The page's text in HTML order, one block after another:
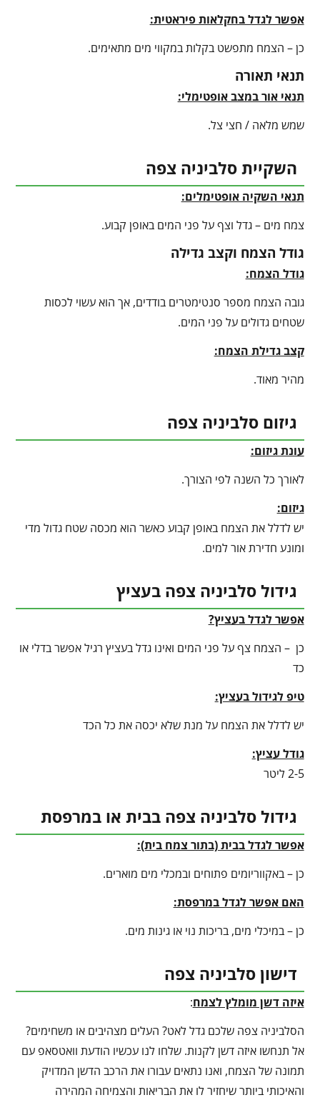
אפשר לגדל בחקלאות פיראטית:
כן – הצמח מתפשט בקלות במקווי מים מתאימים.
תנאי תאורה
תנאי אור במצב אופטימלי:
שמש מלאה / חצי צל.
השקיית סלביניה צפה
תנאי השקיה אופטימלים:
צמח מים – גדל וצף על פני המים באופן קבוע.
גודל הצמח וקצב גדילה
גודל הצמח:
גובה הצמח מספר סנטימטרים בודדים, אך הוא עשוי לכסות
שטחים גדולים על פני המים.
קצב גדילת הצמח:
מהיר מאוד.
גיזום סלביניה צפה
עונת גיזום:
לאורך כל השנה לפי הצורך.
גיזום:
יש לדלל את הצמח באופן קבוע כאשר הוא מכסה שטח גדול מדי
ומונע חדירת אור למים.
גידול סלביניה צפה בעציץ
אפשר לגדל בעציץ?
כן – הצמח צף על פני המים ואינו גדל בעציץ רגיל אפשר בדלי או
כד
טיפ לגידול בעציץ:
יש לדלל את הצמח על מנת שלא יכסה את כל הכד
גודל עציץ:
2-5 ליטר
גידול סלביניה צפה בבית או במרפסת
אפשר לגדל בבית (בתור צמח בית):
כן – באקווריומים פתוחים ובמכלי מים מוארים.
האם אפשר לגדל במרפסת:
כן – במיכלי מים, בריכות נוי או גינות מים.
דישון סלביניה צפה
איזה דשן מומלץ לצמח:
הסלביניה צפה שלכם גדל לאט? העלים מצהיבים או משחימים?
אל תנחשו איזה דשן לקנות. שלחו לנו עכשיו הודעת וואטסאפ עם
תמונה של הצמח, ואנו נתאים עבורו את הרכב הדשן המדויק
והאיכותי ביותר שיחזיר לו את הבריאות והצמיחה המהירה